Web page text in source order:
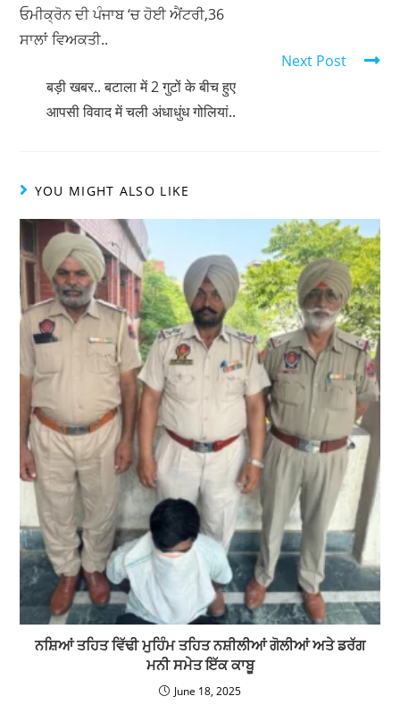
k
आपसी विवाद में चली अंधाधुंध गोलियां..
YOU MIGHT ALSO LIKE
ਨਸ਼ਿਆਂ ਤਹਿਤ ਵਿੱਢੀ ਮੁਹਿੰਮ ਤਹਿਤ ਨਸ਼ੀਲੀਆਂ ਗੋਲੀਆਂ ਅਤੇ ਡਰੱਗ
ਮਨੀ ਸਮੇਤ ਇੱਕ ਕਾਬੂ
June 18, 2025